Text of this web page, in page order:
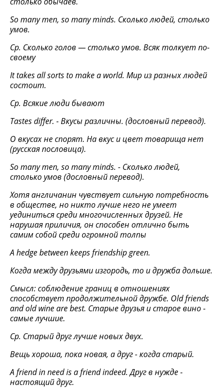
So many men, so many minds. Сколько людей, столько
умов.
Ср. Сколько голов — столько умов. Всяктолкует по-
своему
It takes all sorts to make a world. Мир из разных людей
состоит.
Ср. Всякие люди бывают
Tastes differ. - Вкусы различны. (дословный перевод).
О вкусах не спорят. На вкус и цвет товарища нет
(русская пословица).
So many men, so many minds. - Сколько людей,
столько умов (дословный перевод).
Хотя англичанин чувствует сильную потребность
в обществе, но никто лучше него не умеет
уединиться среди многочисленных друзей. Не
нарушая приличия, он способен отлично быть
самим собой среди огромной толпы
A hedge between keeps friendship green.
Когда между друзьями изгородь, то и дружба дольше.
Смысл: соблюдение границ в отношениях
способствует продолжительной дружбе. Oldfriends
andold winearebest. Старые друзья и старое вино -
самые лучшие.
Ср. Старый друг лучше новых двух.
Вещь хороша, пока новая, а друг - когда старый.
A friend in need is a friend indeed.Друг в нужде -
настоящий друг.